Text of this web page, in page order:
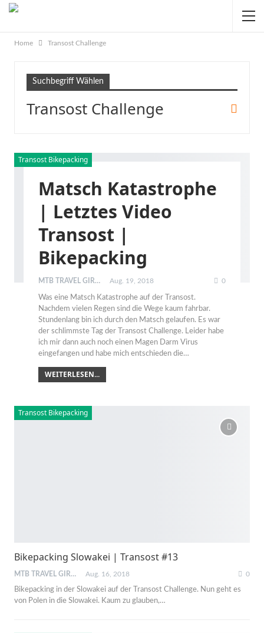
Home Transost Challenge
Suchbegriff Wählen
Transost Challenge
Transost Bikepacking
Matsch Katastrophe
| Letztes Video
Transost |
Bikepacking
MTB TRAVEL GIRL Aug. 19, 2018 0
Was eine Matsch Katastrophe auf der Transost.
Nachdem vielen Regen sind die Wege kaum fahrbar.
Stundenlang bin ich durch den Matsch gelaufen. Es war
der schlimmste Tag der Transost Challenge. Leider habe
ich mir dann auch noch einen Magen Darm Virus
eingefangen und habe mich entschieden die…
WEITERLESEN...
Transost Bikepacking
Bikepacking Slowakei | Transost #13
MTB TRAVEL GIRL Aug. 16, 2018 0
Bikepacking in der Slowakei auf der Transost Challenge. Nun geht es
von Polen in die Slowakei. Kaum zu glauben,…